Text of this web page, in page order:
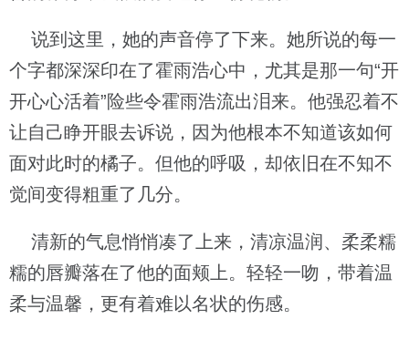
说到这里，她的声音停了下来。她所说的每一
个字都深深印在了霍雨浩心中，尤其是那一句“开
开心心活着”险些令霍雨浩流出泪来。他强忍着不
让自己睁开眼去诉说，因为他根本不知道该如何
面对此时的橘子。但他的呼吸，却依旧在不知不
觉间变得粗重了几分。
清新的气息悄悄凑了上来，清凉温润、柔柔糯
糯的唇瓣落在了他的面颊上。轻轻一吻，带着温
柔与温馨，更有着难以名状的伤感。